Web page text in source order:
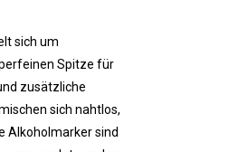
sich um
Spitze für
zusätzliche
sich nahtlos,
Alkoholmarker sind